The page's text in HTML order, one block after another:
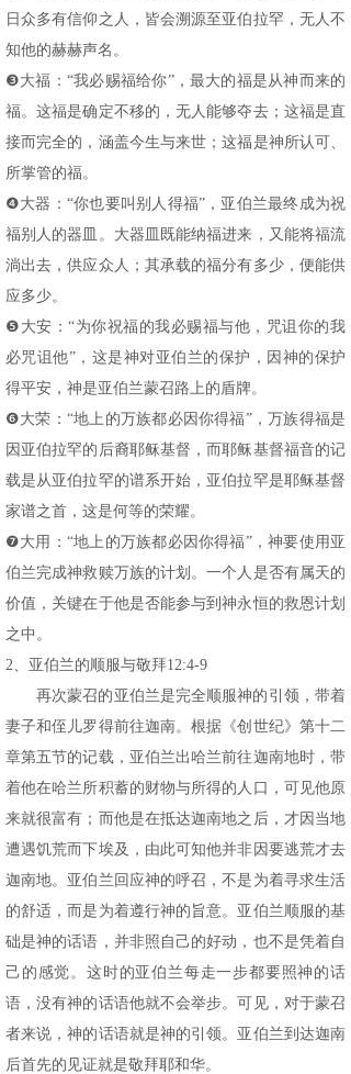
日众多有信仰之人，皆会溯源至亚伯拉罕，无人不
知他的赫赫声名。
❸大福：“我必赐福给你”，最大的福是从神而来的
福。这福是确定不移的，无人能够夺去；这福是直
接而完全的，涵盖今生与来世；这福是神所认可、
所掌管的福。
❹大器：“你也要叫别人得福”，亚伯兰最终成为祝
福别人的器皿。大器皿既能纳福进来，又能将福流
淌出去，供应众人；其承载的福分有多少，便能供
应多少。
❺大安：“为你祝福的我必赐福与他，咒诅你的我
必咒诅他”，这是神对亚伯兰的保护，因神的保护
得平安，神是亚伯兰蒙召路上的盾牌。
❻大荣：“地上的万族都必因你得福”，万族得福是
因亚伯拉罕的后裔耶稣基督，而耶稣基督福音的记
载是从亚伯拉罕的谱系开始，亚伯拉罕是耶稣基督
家谱之首，这是何等的荣耀。
❼大用：“地上的万族都必因你得福”，神要使用亚
伯兰完成神救赎万族的计划。一个人是否有属天的
价值，关键在于他是否能参与到神永恒的救恩计划
之中。
2、亚伯兰的顺服与敬拜12:4-9
再次蒙召的亚伯兰是完全顺服神的引领，带着
妻子和侄儿罗得前往迦南。根据《创世纪》第十二
章第五节的记载，亚伯兰出哈兰前往迦南地时，带
着他在哈兰所积蓄的财物与所得的人口，可见他原
来就很富有；而他是在抵达迦南地之后，才因当地
遭遇饥荒而下埃及，由此可知他并非因要逃荒才去
迦南地。亚伯兰回应神的呼召，不是为着寻求生活
的舒适，而是为着遵行神的旨意。亚伯兰顺服的基
础是神的话语，并非照自己的好动，也不是凭着自
己的感觉。这时的亚伯兰每走一步都要照神的话
语，没有神的话语他就不会举步。可见，对于蒙召
者来说，神的话语就是神的引领。亚伯兰到达迦南
后首先的见证就是敬拜耶和华。